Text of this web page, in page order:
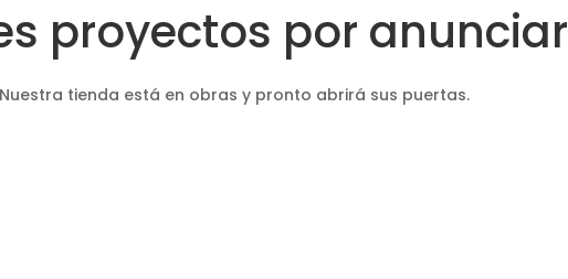
proyectos por anunciar
tienda está en obras y pronto abrirá sus puertas.